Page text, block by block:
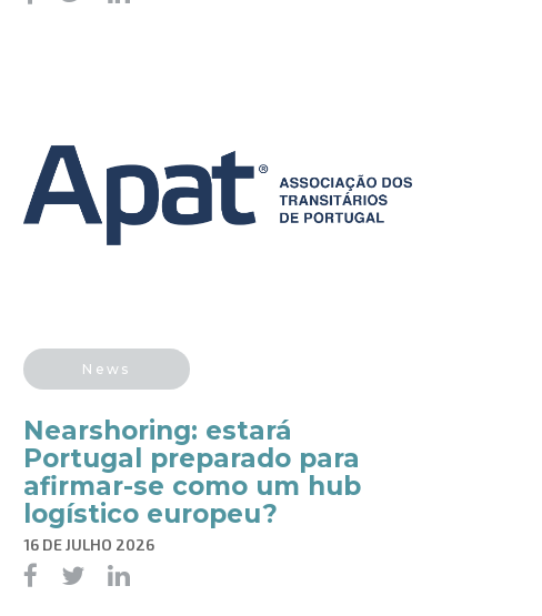
News
​Nearshoring: estará
Portugal preparado para
afirmar-se como um hub
logístico europeu?
16 DE JULHO 2026